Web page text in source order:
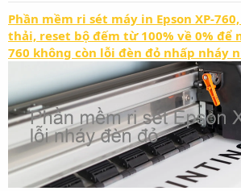
e
r
Phần mềm ri sét máy in Epson XP-
thải, reset bộ đếm từ 100% về 0% để
760 không còn lỗi đèn đỏ nhấp nháy